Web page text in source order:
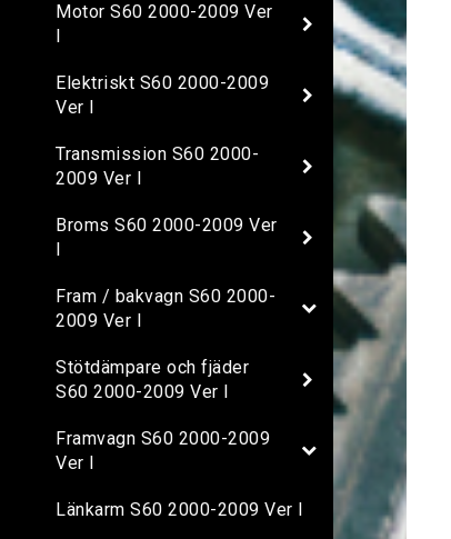
Motor S60 2000-2009 Ver
Elektriskt S60 2000-2009
Ver I
Transmission S60 2000-
2009 Ver I
Broms S60 2000-2009 Ver
Fram / bakvagn S60 2000-
2009 Ver I
Stötdämpare och fjäder
S60 2000-2009 Ver I
Framvagn S60 2000-2009
Ver I
Länkarm S60 2000-2009 Ver I